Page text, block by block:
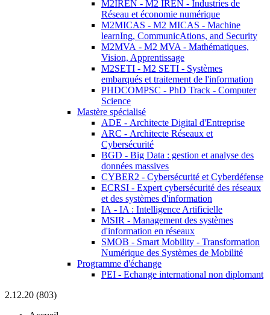
M2IREN - M2 IREN - Industries de
Réseau et économie numérique
M2MICAS - M2 MICAS - Machine
learnIng, CommunicAtions, and Security
M2MVA - M2 MVA - Mathématiques,
Vision, Apprentissage
M2SETI - M2 SETI - Systèmes
embarqués et traitement de l'information
PHDCOMPSC - PhD Track - Computer
Science
Mastère spécialisé
ADE - Architecte Digital d'Entreprise
ARC - Architecte Réseaux et
Cybersécurité
BGD - Big Data : gestion et analyse des
données massives
CYBER2 - Cybersécurité et Cyberdéfense
ECRSI - Expert cybersécurité des réseaux
et des systèmes d'information
IA - IA : Intelligence Artificielle
MSIR - Management des systèmes
d'information en réseaux
SMOB - Smart Mobility - Transformation
Numérique des Systèmes de Mobilité
Programme d'échange
PEI - Echange international non diplomant
2.12.20 (803)